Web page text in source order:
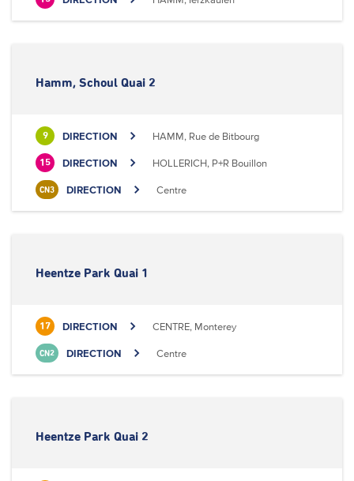
Hamm, Schoul Quai 2
9 DIRECTION HAMM, Rue de Bitbourg
15 DIRECTION HOLLERICH, P+R Bouillon
CN3 DIRECTION Centre
Heentze Park Quai 1
17 DIRECTION CENTRE, Monterey
CN2 DIRECTION Centre
Heentze Park Quai 2